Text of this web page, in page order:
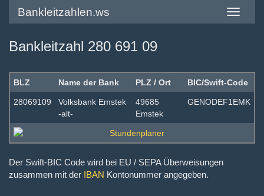
Toggle
Bankleitzahlen.ws
Bankleitzahl 280 691 09
BLZ Name der Bank PLZ / Ort BIC/Swift-Code
28069109
Volksbank Emstek
-alt-
49685
Emstek
GENODEF1EMK
Der Swift-BIC Code wird bei EU / SEPA Überweisungen
zusammen mit der IBAN Kontonummer angegeben.